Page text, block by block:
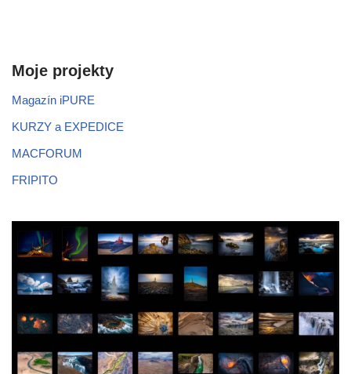
Moje projekty
Magazín iPURE
KURZY a EXPEDICE
MACFORUM
FRIPITO